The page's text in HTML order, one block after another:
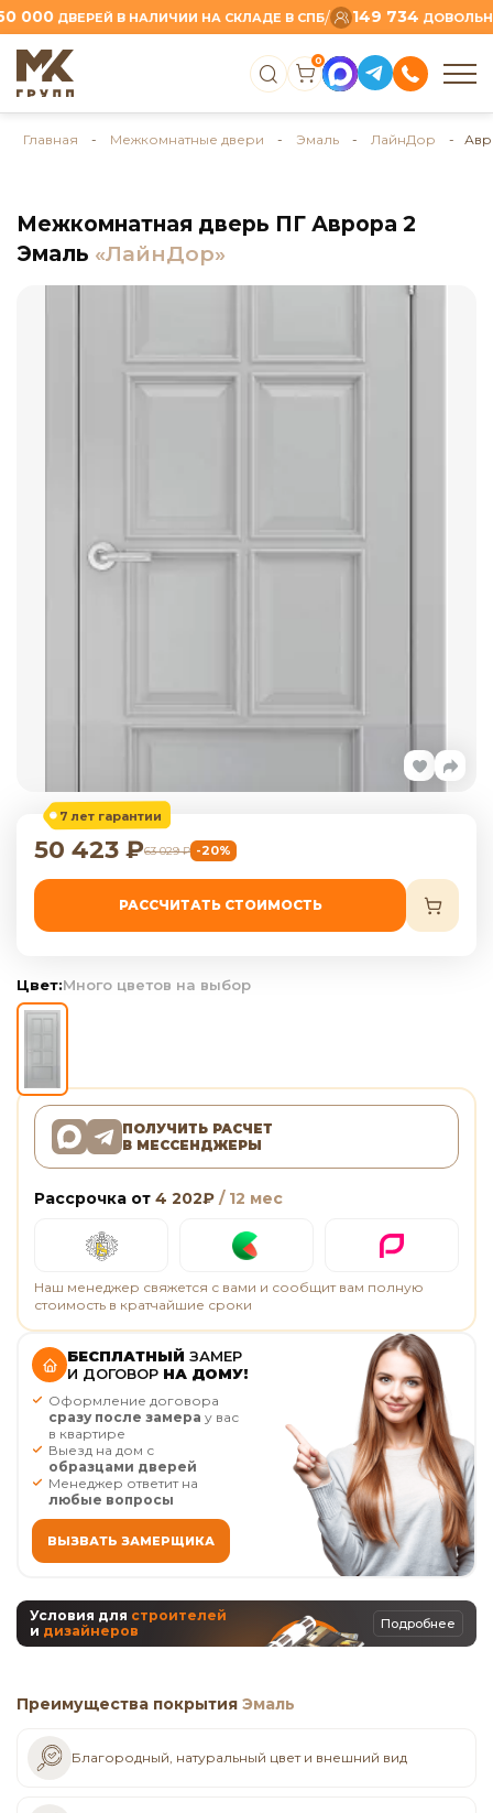
ДВЕРЕЙ В НАЛИЧИИ НА СКЛАДЕ В СПБ/ 149 734ДОВОЛЬНЫХ
0
Главная - Межкомнатные двери - Эмаль - ЛайнДор -
Межкомнатная дверь ПГ Аврора 2
Эмаль «ЛайнДор»
7 лет гарантии
50 423 ₽63 029₽ -20%
РАССЧИТАТЬ СТОИМОСТЬ
Цвет:Много цветов на выбор
ПОЛУЧИТЬ РАСЧЕТ
В МЕССЕНДЖЕРЫ
Рассрочка от 4 202₽ / 12 мес
Наш менеджер свяжется с вами и сообщит вам полную
стоимость в кратчайшие сроки
БЕСПЛАТНЫЙ ЗАМЕР
И ДОГОВОР НА ДОМУ!
Оформление договора
сразу после замера у вас
в квартире
Выезд на дом с
образцами дверей
Менеджер ответит на
любые вопросы
ВЫЗВАТЬ ЗАМЕРЩИКА
Условия для строителей
и дизайнеров Подробнее
Преимущества покрытия Эмаль
Благородный, натуральный цвет и внешний вид